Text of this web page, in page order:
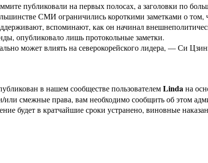
публиковали на первых полосах, а заголовки по
СМИ ограничились короткими заметками о
вспоминают, как он начинал
опубликовало лишь протокольные заметки.
может влиять на северокорейского лидера, — Си
в нашем сообществе пользователемLindaна
или смежные права, вам необходимо сообщить об этом
будет в кратчайшие сроки устранено, виновные